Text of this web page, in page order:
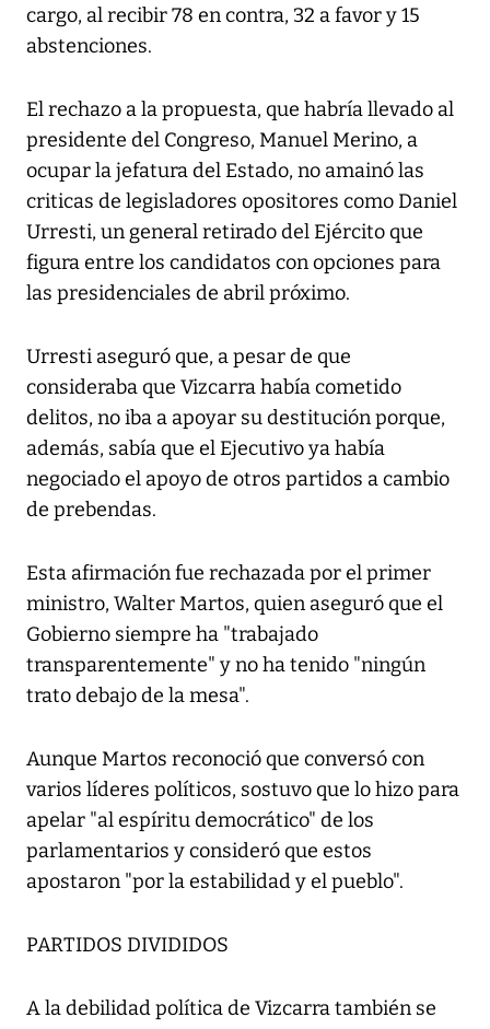
cargo, al recibir 78 en contra, 32 a favor y 15
abstenciones.
El rechazo a la propuesta, que habría llevado al
presidente del Congreso, Manuel Merino, a
ocupar la jefatura del Estado, no amainó las
criticas de legisladores opositores como Daniel
Urresti, un general retirado del Ejército que
figura entre los candidatos con opciones para
las presidenciales de abril próximo.
Urresti aseguró que, a pesar de que
consideraba que Vizcarra había cometido
delitos, no iba a apoyar su destitución porque,
además, sabía que el Ejecutivo ya había
negociado el apoyo de otros partidos a cambio
de prebendas.
Esta afirmación fue rechazada por el primer
ministro, Walter Martos, quien aseguró que el
Gobierno siempre ha "trabajado
transparentemente" y no ha tenido "ningún
trato debajo de la mesa".
Aunque Martos reconoció que conversó con
varios líderes políticos, sostuvo que lo hizo para
apelar "al espíritu democrático" de los
parlamentarios y consideró que estos
apostaron "por la estabilidad y el pueblo".
PARTIDOS DIVIDIDOS
A la debilidad política de Vizcarra también se